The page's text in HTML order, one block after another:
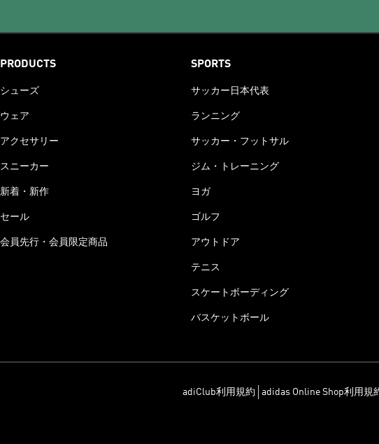
PRODUCTS
シューズ
ウェア
アクセサリー
スニーカー
新着・新作
セール
会員先行・会員限定商品
SPORTS
サッカー日本代表
ランニング
サッカー・フットサル
ジム・トレーニング
ヨガ
ゴルフ
アウトドア
テニス
スケートボーディング
バスケットボール
adiClub利用規約 adidas Online Shop利用規